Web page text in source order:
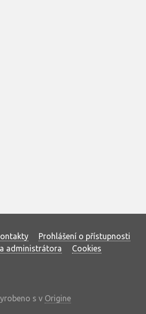
Prohlášení o přístupnosti
administrátora
Cookies
s v Origine